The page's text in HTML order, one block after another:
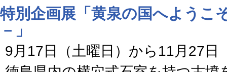
特別企画展「黄泉の国へようこ
－」
9月17日（土曜日）から11月27日